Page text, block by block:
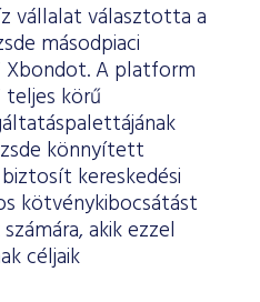
vállalat választotta a
másodpiaci
Xbondot. A platform
teljes körű
könnyített
kereskedési
kötvénykibocsátást
akik ezzel
céljaik